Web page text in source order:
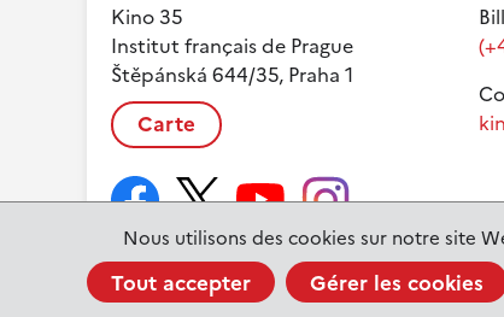
Nous utilisons des cookies sur notre site
Tout accepter Gérer les cookies
Kino 35
Institut français de Prague
Štěpánská 644/35, Praha 1
Carte
© 2023 Institut français de Prague |www.ifp.cz